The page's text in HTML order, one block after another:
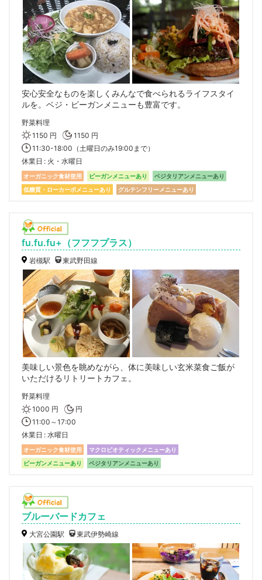
安心安全なものを楽しくみんなで食べられるライフスタイ
ルを。ベジ・ビーガンメニューも豊富です。
野菜料理
1150 円
1150 円
11:30-18:00（土曜日のみ19:00まで）
休業日
火・水曜日
オーガニック食材使用 ビーガンメニューあり
ベジタリアンメニューあり
低糖質・ローカーボメニューあり
グルテンフリーメニューあり
fu.fu.fu+（フフフプラス）
岩槻駅 東武野田線
美味しい景色を眺めながら、体に美味しい玄米菜食ご飯が
いただけるリトリートカフェ。
野菜料理
1000 円
円
11:00～17:00
休業日
水曜日
オーガニック食材使用
マクロビオティックメニューあり
ビーガンメニューあり
ベジタリアンメニューあり
ブルーバードカフェ
大宮公園駅 東武伊勢崎線